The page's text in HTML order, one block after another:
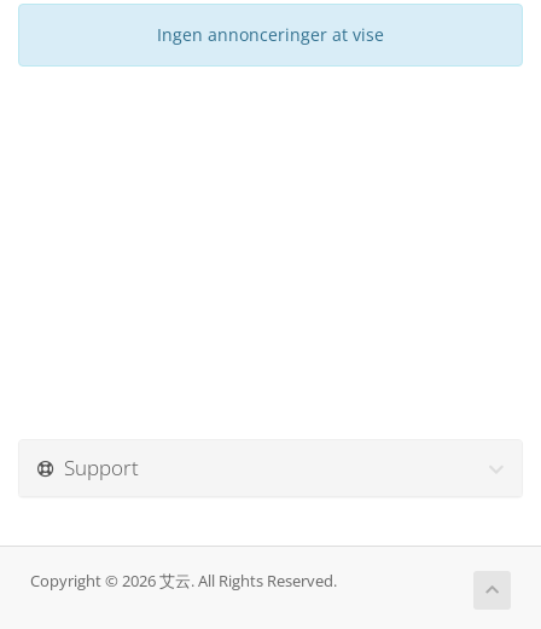
Ingen annonceringer at vise
Support
Copyright © 2026 艾云. All Rights Reserved.